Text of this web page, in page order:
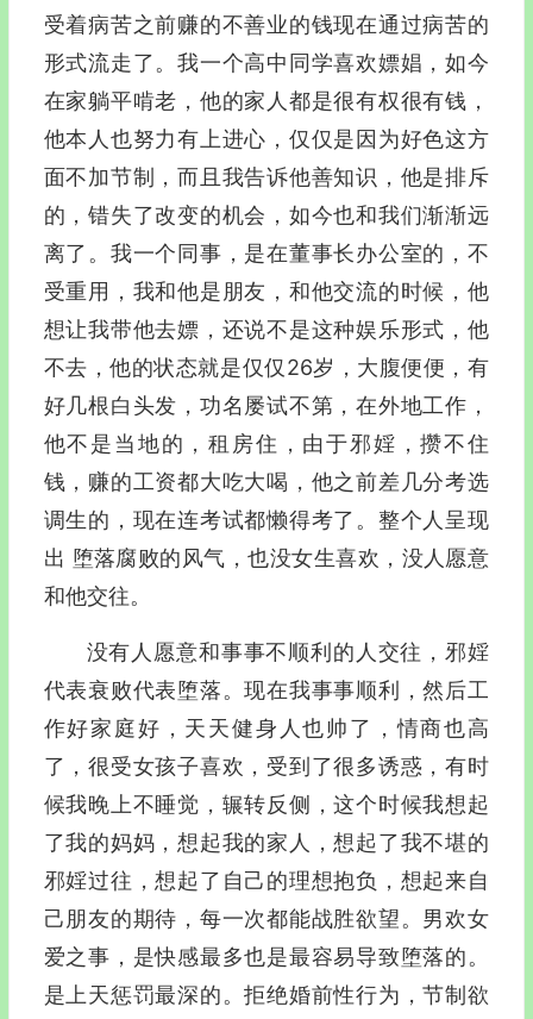
受着病苦之前赚的不善业的钱现在通过病苦的
形式流走了。我一个高中同学喜欢嫖娼，如今
在家躺平啃老，他的家人都是很有权很有钱，
他本人也努力有上进心，仅仅是因为好色这方
面不加节制，而且我告诉他善知识，他是排斥
的，错失了改变的机会，如今也和我们渐渐远
离了。我一个同事，是在董事长办公室的，不
受重用，我和他是朋友，和他交流的时候，他
想让我带他去嫖，还说不是这种娱乐形式，他
不去，他的状态就是仅仅26岁，大腹便便，有
好几根白头发，功名屡试不第，在外地工作，
他不是当地的，租房住，由于邪婬，攒不住
钱，赚的工资都大吃大喝，他之前差几分考选
调生的，现在连考试都懒得考了。整个人呈现
出 堕落腐败的风气，也没女生喜欢，没人愿意
和他交往。
没有人愿意和事事不顺利的人交往，邪婬
代表衰败代表堕落。现在我事事顺利，然后工
作好家庭好，天天健身人也帅了，情商也高
了，很受女孩子喜欢，受到了很多诱惑，有时
候我晚上不睡觉，辗转反侧，这个时候我想起
了我的妈妈，想起我的家人，想起了我不堪的
邪婬过往，想起了自己的理想抱负，想起来自
己朋友的期待，每一次都能战胜欲望。男欢女
爱之事，是快感最多也是最容易导致堕落的。
是上天惩罚最深的。拒绝婚前性行为，节制欲